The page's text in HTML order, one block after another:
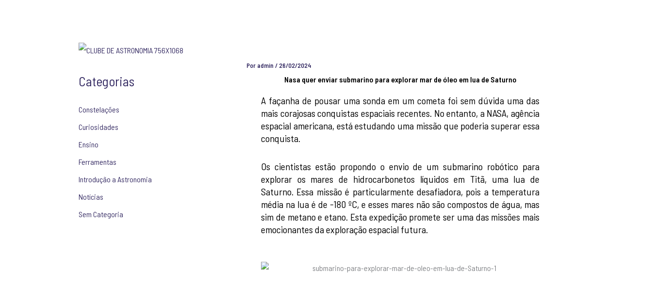
Categorias
Constelações
Curiosidades
Ensino
Ferramentas
Introdução a Astronomia
Notícias
Sem Categoria
Por admin / 26/02/2024
Nasa quer enviar submarino para explorar mar de óleo em lua de Saturno
A façanha de pousar uma sonda em um cometa foi sem dúvida uma das
mais corajosas conquistas espaciais recentes. No entanto, a NASA, agência
espacial americana, está estudando uma missão que poderia superar essa
conquista.
Os cientistas estão propondo o envio de um submarino robótico para
explorar os mares de hidrocarbonetos líquidos em Titã, uma lua de
Saturno. Essa missão é particularmente desafiadora, pois a temperatura
média na lua é de -180 ºC, e esses mares não são compostos de água, mas
sim de metano e etano. Esta expedição promete ser uma das missões mais
emocionantes da exploração espacial futura.